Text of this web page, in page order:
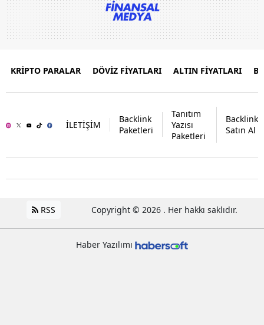
KRİPTO PARALAR DÖVİZ FİYATLARI ALTIN FİYATLARI
İLETİŞİM
Backlink
Paketleri
Tanıtım
Yazısı
Paketleri
Backlink
Satın Al
RSS Copyright © 2026 . Her hakkı saklıdır.
Haber Yazılımı